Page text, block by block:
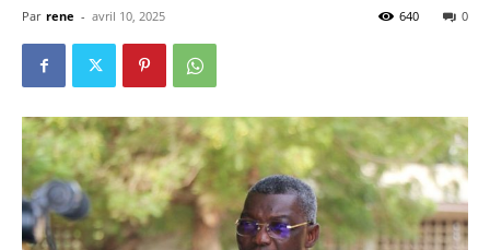
Par rene - avril 10, 2025 0
640